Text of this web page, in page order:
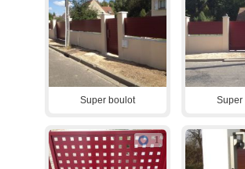
Super boulot Super
1